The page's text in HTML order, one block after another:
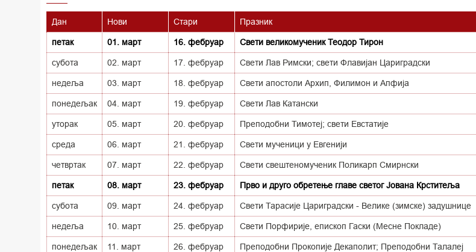
Дан Нови Стари Празник
петак 01. март 16. фебруар Свети великомученик Теодор Тирон
субота 02. март 17. фебруар Свети Лав Римски; свети Флавијан Цариградски
недеља 03. март 18. фебруар Свети апостоли Архип, Филимон и Апфија
понедељак 04. март 19. фебруар Свети Лав Катански
уторак 05. март 20. фебруар Преподобни Тимотеј; свети Евстатије
среда 06. март 21. фебруар Свети мученици у Евгенији
четвртак 07. март 22. фебруар Свети свештеномученик Поликарп Смирнски
петак 08. март 23. фебруар Прво и друго обретење главе светог Јована Крститеља
субота 09. март 24. фебруар Свети Тарасије Цариградски - Велике (зимске) задушнице
недеља 10. март 25. фебруар Свети Порфирије, епископ Гаски (Месне Покладе)
понедељак 11. март 26. фебруар Преподобни Прокопије Декаполит; Преподобни Талалеј